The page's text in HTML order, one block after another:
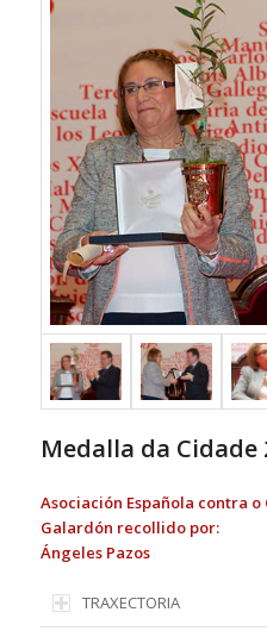
Medalla da Cidade
Asociación Española contra o
Galardón recollido por:
Ángeles Pazos
TRAXECTORIA